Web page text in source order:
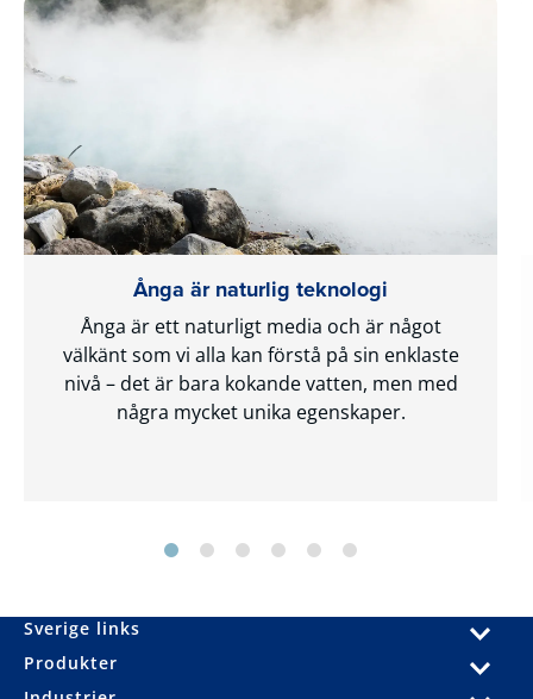
Ånga är naturlig teknologi
Ånga är ett naturligt media och är något
välkänt som vi alla kan förstå på sin enklaste
nivå – det är bara kokande vatten, men med
några mycket unika egenskaper.
Sverige links
Produkter